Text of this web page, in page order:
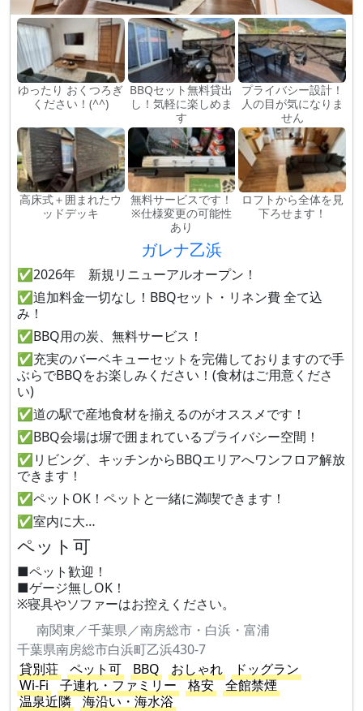
ゆったり おくつろぎ
ください！(^^)
BBQセット無料貸出
し！気軽に楽しめま
す
プライバシー設計！
人の目が気になりま
せん
高床式＋囲まれたウ
ッドデッキ
無料サービスです！
※仕様変更の可能性
あり
ロフトから全体を見
下ろせます！
ガレナ乙浜
✅2026年 新規リニューアルオープン！
✅追加料金一切なし！BBQセット・リネン費 全て込
み！
✅BBQ用の炭、無料サービス！
✅充実のバーベキューセットを完備しておりますので手
ぶらでBBQをお楽しみください！(食材はご用意くださ
い)
✅道の駅で産地食材を揃えるのがオススメです！
✅BBQ会場は塀で囲まれているプライバシー空間！
✅リビング、キッチンからBBQエリアへワンフロア解放
できます！
✅ペットOK！ペットと一緒に満喫できます！
✅室内に大…
ペット可
■ペット歓迎！
■ゲージ無しOK！
※寝具やソファーはお控えください。
南関東／千葉県／南房総市・白浜・富浦
千葉県南房総市白浜町乙浜430-7
貸別荘
ペット可 BBQ おしゃれ
ドッグラン
Wi-Fi
子連れ・ファミリー 格安
全館禁煙
温泉近隣
海沿い・海水浴